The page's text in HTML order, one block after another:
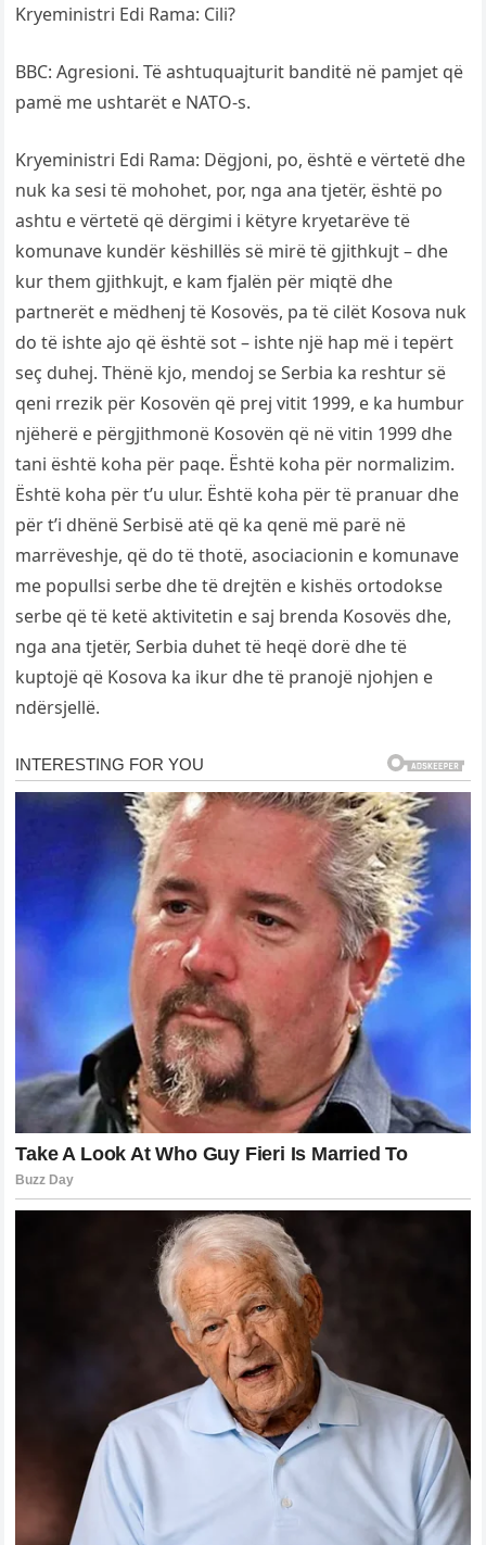
Kryeministri Edi Rama: Cili?
BBC: Agresioni. Të ashtuquajturit banditë në pamjet që
pamë me ushtarët e NATO-s.
Kryeministri Edi Rama: Dëgjoni, po, është e vërtetë dhe
nuk ka sesi të mohohet, por, nga ana tjetër, është po
ashtu e vërtetë që dërgimi i këtyre kryetarëve të
komunave kundër këshillës së mirë të gjithkujt – dhe
kur them gjithkujt, e kam fjalën për miqtë dhe
partnerët e mëdhenj të Kosovës, pa të cilët Kosova nuk
do të ishte ajo që është sot – ishte një hap më i tepërt
seç duhej. Thënë kjo, mendoj se Serbia ka reshtur së
qeni rrezik për Kosovën që prej vitit 1999, e ka humbur
njëherë e përgjithmonë Kosovën që në vitin 1999 dhe
tani është koha për paqe. Është koha për normalizim.
Është koha për t’u ulur. Është koha për të pranuar dhe
për t’i dhënë Serbisë atë që ka qenë më parë në
marrëveshje, që do të thotë, asociacionin e komunave
me popullsi serbe dhe të drejtën e kishës ortodokse
serbe që të ketë aktivitetin e saj brenda Kosovës dhe,
nga ana tjetër, Serbia duhet të heqë dorë dhe të
kuptojë që Kosova ka ikur dhe të pranojë njohjen e
ndërsjellë.